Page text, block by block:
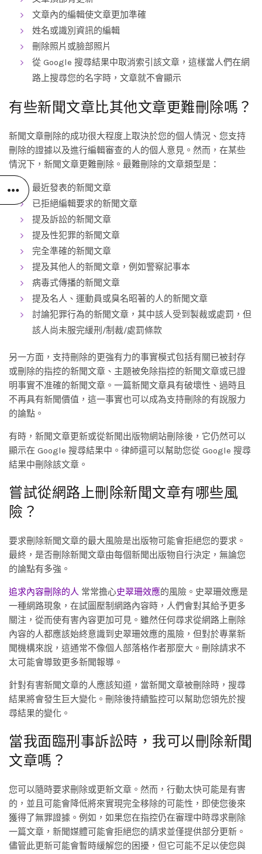
文章內的編輯使文章更加準確
姓名或識別資訊的編輯
刪除照片或臉部照片
從 Google 搜尋結果中取消索引該文章，這樣當人們在網
路上搜尋您的名字時，文章就不會顯示
有些新聞文章比其他文章更難刪除嗎？
新聞文章刪除的成功很大程度上取決於您的個人情況、您支持
刪除的證據以及進行編輯審查的人的個人意見。然而，在某些
情況下，新聞文章更難刪除。最難刪除的文章類型是：
最近發表的新聞文章
已拒絕編輯要求的新聞文章
提及訴訟的新聞文章
提及性犯罪的新聞文章
完全準確的新聞文章
提及其他人的新聞文章，例如警察記事本
病毒式傳播的新聞文章
提及名人、運動員或臭名昭著的人的新聞文章
討論犯罪行為的新聞文章，其中該人受到製裁或處罰，但
該人尚未服完緩刑/制裁/處罰條款
另一方面，支持刪除的更強有力的事實模式包括有關已被封存
或刪除的指控的新聞文章、主題被免除指控的新聞文章或已證
明事實不准確的新聞文章。一篇新聞文章具有破壞性、過時且
不再具有新聞價值，這一事實也可以成為支持刪除的有說服力
的論點。
有時，新聞文章更新或從新聞出版物網站刪除後，它仍然可以
顯示在 Google 搜尋結果中。律師還可以幫助您從 Google 搜尋
結果中刪除該文章。
嘗試從網路上刪除新聞文章有哪些風
險？
要求刪除新聞文章的最大風險是出版物可能會拒絕您的要求。
最終，是否刪除新聞文章由每個新聞出版物自行決定，無論您
的論點有多強。
追求內容刪除的人 常常擔心史翠珊效應的風險。史翠珊效應是
一種網路現象，在試圖壓制網路內容時，人們會對其給予更多
關注，從而使有害內容更加可見。雖然任何尋求從網路上刪除
內容的人都應該始終意識到史翠珊效應的風險，但對於專業新
聞機構來說，這通常不像個人部落格作者那麼大。刪除請求不
太可能會導致更多新聞報導。
針對有害新聞文章的人應該知道，當新聞文章被刪除時，搜尋
結果將會發生巨大變化。刪除後持續監控可以幫助您領先於搜
尋結果的變化。
當我面臨刑事訴訟時，我可以刪除新聞
文章嗎？
您可以隨時要求刪除或更新文章。然而，行動太快可能是有害
的，並且可能會降低將來實現完全移除的可能性，即使您後來
獲得了無罪證據。例如，如果您在指控仍在審理中時尋求刪除
一篇文章，新聞媒體可能會拒絕您的請求並僅提供部分更新。
儘管此更新可能會暫時緩解您的困擾，但它可能不足以使您與